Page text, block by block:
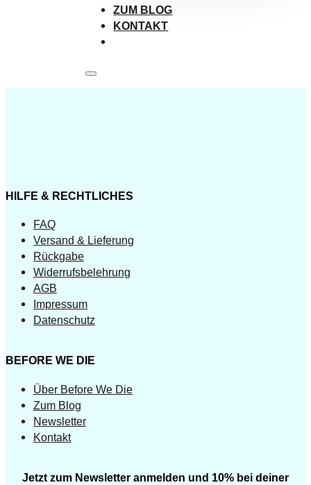
ZUM BLOG
KONTAKT
HILFE & RECHTLICHES
FAQ
Versand & Lieferung
Rückgabe
Widerrufsbelehrung
AGB
Impressum
Datenschutz
BEFORE WE DIE
Über Before We Die
Zum Blog
Newsletter
Kontakt
Jetzt zum Newsletter anmelden und 10% bei deiner